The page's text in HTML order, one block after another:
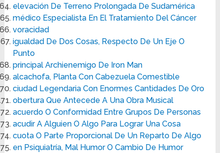
elevación De Terreno Prolongada De Sudamérica
médico Especialista En El Tratamiento Del Cáncer
voracidad
igualdad De Dos Cosas, Respecto De Un Eje O
Punto
principal Archienemigo De Iron Man
alcachofa, Planta Con Cabezuela Comestible
ciudad Legendaria Con Enormes Cantidades De Oro
obertura Que Antecede A Una Obra Musical
acuerdo O Conformidad Entre Grupos De Personas
acudir A Alguien O Algo Para Lograr Una Cosa
cuota O Parte Proporcional De Un Reparto De Algo
en Psiquiatría, Mal Humor O Cambio De Humor